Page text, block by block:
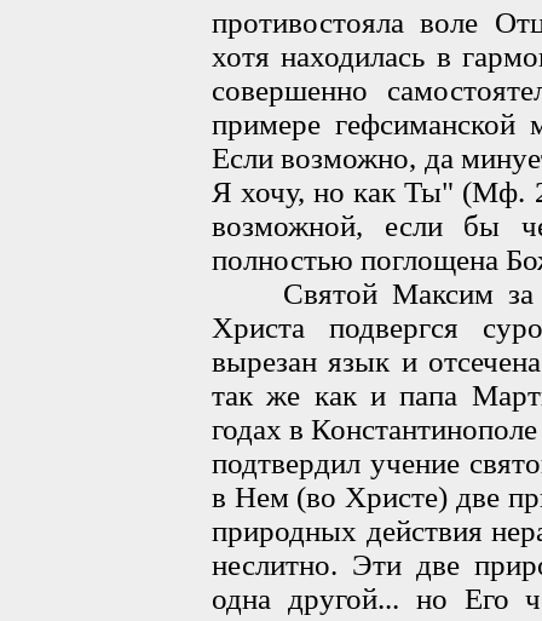
противостояла воле
хотя находилась в
совершенно
примере
Если возможно, да
Я хочу, но как Ты" (Мф.
возможной, если бы
полностью поглощена
Святой Максим за
Христа подвергся
вырезан язык и
так же как и папа
годах в
подтвердил учение
в Нем (во Христе) две
природных действия
неслитно. Эти две
одна другой... но Его